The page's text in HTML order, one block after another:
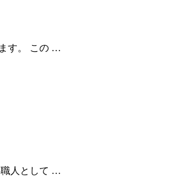
す。 この …
職人として …